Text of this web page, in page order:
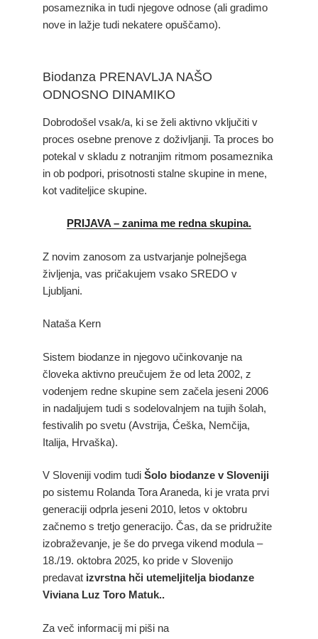
posameznika in tudi njegove odnose (ali gradimo
nove in lažje tudi nekatere opuščamo).
Biodanza PRENAVLJA NAŠO
ODNOSNO DINAMIKO
Dobrodošel vsak/a, ki se želi aktivno vključiti v
proces osebne prenove z doživljanji. Ta proces bo
potekal v skladu z notranjim ritmom posameznika
in ob podpori, prisotnosti stalne skupine in mene,
kot vaditeljice skupine.
PRIJAVA – zanima me redna skupina.
Z novim zanosom za ustvarjanje polnejšega
življenja, vas pričakujem vsako SREDO v
Ljubljani.
Nataša Kern
Sistem biodanze in njegovo učinkovanje na
človeka aktivno preučujem že od leta 2002, z
vodenjem redne skupine sem začela jeseni 2006
in nadaljujem tudi s sodelovalnjem na tujih šolah,
festivalih po svetu (Avstrija, Ćeška, Nemčija,
Italija, Hrvaška).
V Sloveniji vodim tudi Šolo biodanze v Sloveniji
po sistemu Rolanda Tora Araneda, ki je vrata prvi
generaciji odprla jeseni 2010, letos v oktobru
začnemo s tretjo generacijo. Čas, da se pridružite
izobraževanje, je še do prvega vikend modula –
18./19. oktobra 2025, ko pride v Slovenijo
predavat izvrstna hči utemeljitelja biodanze
Viviana Luz Toro Matuk..
Za več informacij mi piši na